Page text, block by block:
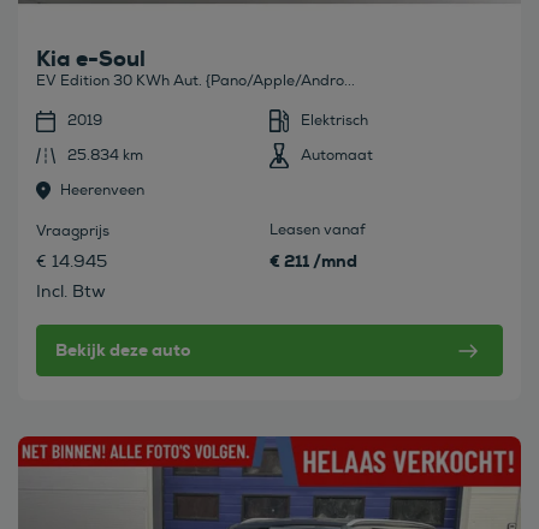
Kia e-Soul
EV Edition 30 KWh Aut. {Pano/Apple/Andro...
2019
Elektrisch
25.834 km
Automaat
Heerenveen
Vraagprijs
€ 14.945
Incl. Btw
Leasen vanaf
€ 211 /mnd
Bekijk deze auto
Bekijk deze auto